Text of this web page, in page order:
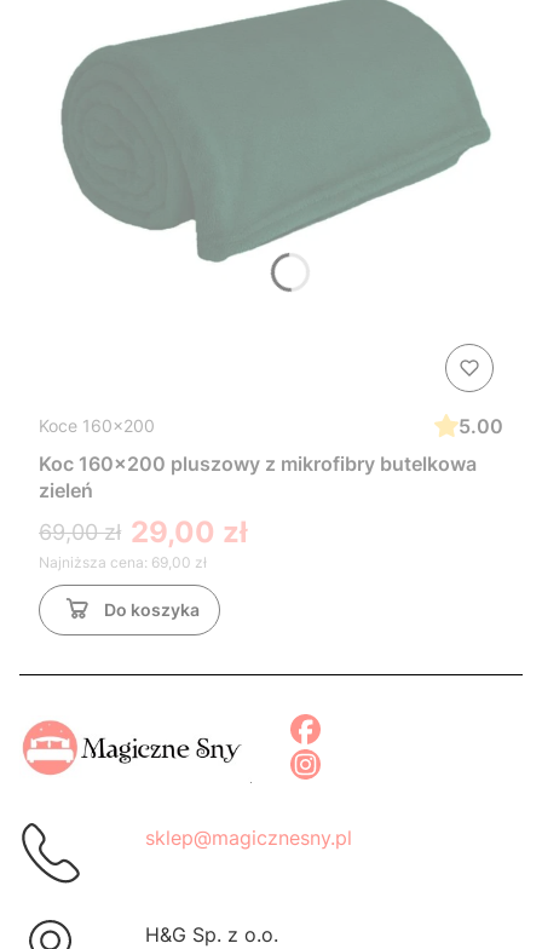
Koce 160x200
5.00
Koc 160x200 pluszowy z mikrofibry butelkowa
zieleń
69,00 zł 29,00 zł
Najniższa cena: 69,00 zł
Do koszyka
sklep@magicznesny.pl
H&G Sp. z o.o.